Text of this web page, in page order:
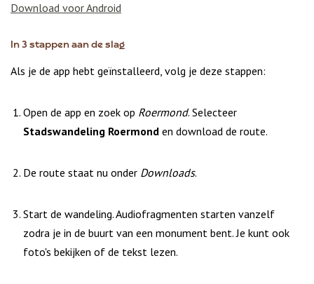
Download voor Android
In 3 stappen aan de slag
Als je de app hebt geïnstalleerd, volg je deze stappen:
Open de app en zoek op Roermond. Selecteer
Stadswandeling Roermond en download de route.
De route staat nu onder Downloads.
Start de wandeling. Audiofragmenten starten vanzelf
zodra je in de buurt van een monument bent. Je kunt ook
foto's bekijken of de tekst lezen.